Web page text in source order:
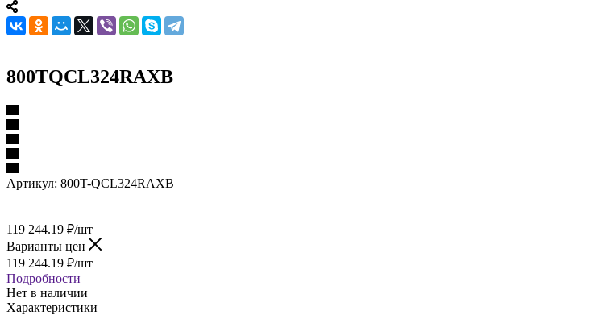
800TQCL324RAXB
Артикул: 800T-QCL324RAXB
119 244.19 ₽/шт
Варианты цен
119 244.19 ₽/шт
Подробности
Нет в наличии
Характеристики